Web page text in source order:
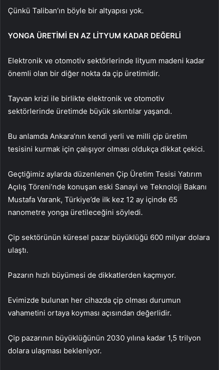
Çünkü Taliban’ın böyle bir altyapısı yok.
YONGA ÜRETİMİ EN AZ LİTYUM KADAR DEĞERLİ
Elektronik ve otomotiv sektörlerinde lityum madeni kadar
önemli olan bir diğer nokta da çip üretimidir.
Tayvan krizi ile birlikte elektronik ve otomotiv
sektörlerinde üretimde büyük sıkıntılar yaşandı.
Bu anlamda Ankara’nın kendi yerli ve milli çip üretim
tesisini kurmak için çalışıyor olması oldukça dikkat çekici.
Geçtiğimiz aylarda düzenlenen Çip Üretim Tesisi Yatırım
Açılış Töreni’nde konuşan eski Sanayi ve Teknoloji Bakanı
Mustafa Varank, Türkiye’de ilk kez 12 ay içinde 65
nanometre yonga üretileceğini söyledi.
Çip sektörünün küresel pazar büyüklüğü 600 milyar dolara
ulaştı.
Pazarın hızlı büyümesi de dikkatlerden kaçmıyor.
Evimizde bulunan her cihazda çip olması durumun
vahametini ortaya koyması açısından değerlidir.
Çip pazarının büyüklüğünün 2030 yılına kadar 1,5 trilyon
dolara ulaşması bekleniyor.